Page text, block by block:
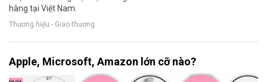
hàng tại Việt Nam.
Thương hiệu - Giao thương
Apple, Microsoft, Amazon lớn cỡ nào?